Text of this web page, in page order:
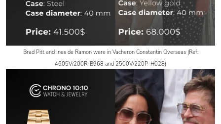
Brad Pitt and Ines de Ramon were in Vacheron Constantin Overseas (Ref:
4605V/200R-B968 and 2500V/220P-H028)